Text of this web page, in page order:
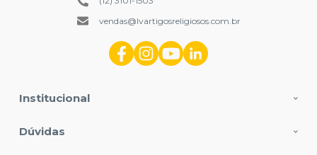
Institucional
Dúvidas
vendas@lvartigosreligiosos.com.br